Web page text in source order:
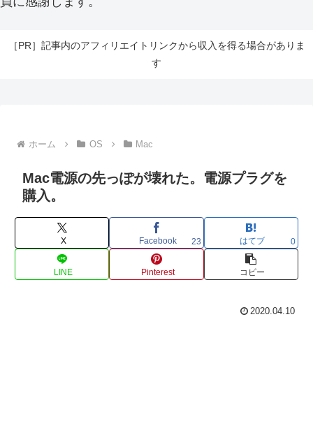
［PR］記事内のアフィリエイトリンクから収入を得る場合がありま
す
ホーム OS Mac
Mac電源の先っぽが壊れた。電源プラグを
購入。
X Facebook 23 はてブ 0
LINE Pinterest コピー
2020.04.10